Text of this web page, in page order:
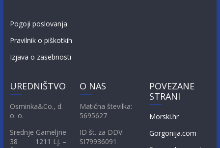
Pogoji poslovanja
Pravilnik o piškotkih
Izjava o zasebnosti
UREDNIŠTVO
Osminka&Co., d.
o. o.
Srednje Gameljne
38 1211 Lj. –
O NAS
Matična številka:
5695627
ID št. za DDV:
SI79936091
POVEZANE
STRANI
Morski.hr
Gorgonija.com